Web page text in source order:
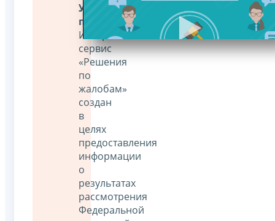
Уважаемые
пользователи!
Интернет-
сервис
«Решения
по
жалобам»
создан
в
целях
предоставления
информации
о
результатах
рассмотрения
Федеральной